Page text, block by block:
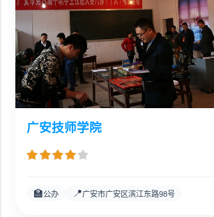
广安技师学院
🏫公办 📍广安市广安区滨江东路98号